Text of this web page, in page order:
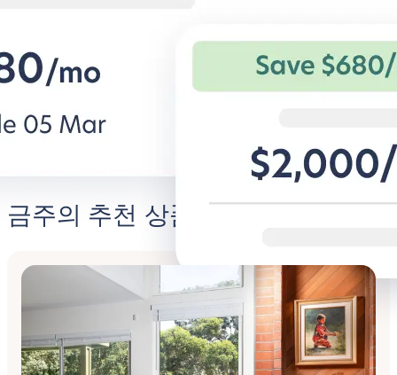
비즈니스용 BG 알아보기
과 특별 혜택.
금주의 추천 상품